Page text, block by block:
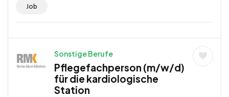
Job
Sonstige Berufe
Pflegefachperson (m/w/d)
für die kardiologische
Station